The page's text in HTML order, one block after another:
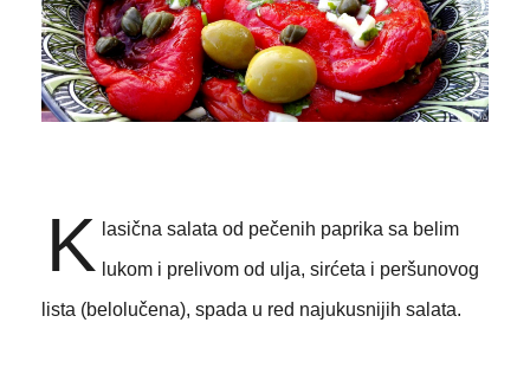
K lasična salata od pečenih paprika sa belim
lukom i prelivom od ulja, sirćeta i peršunovog
lista (belolučena), spada u red najukusnijih salata.